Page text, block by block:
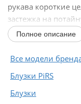
рукава короткие
застежка на
Полное описание
Все модели
Блузки PiRS
Блузки